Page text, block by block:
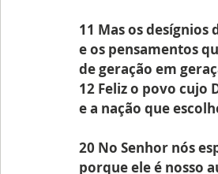
11 Mas os desígnios
e os pensamentos
de geração em
12 Feliz o povo cujo
e a nação que
20 No Senhor nós
porque ele é nosso